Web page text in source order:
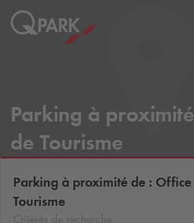
Parking à
de Tourisme
Parking à proximité de : Office
Tourisme